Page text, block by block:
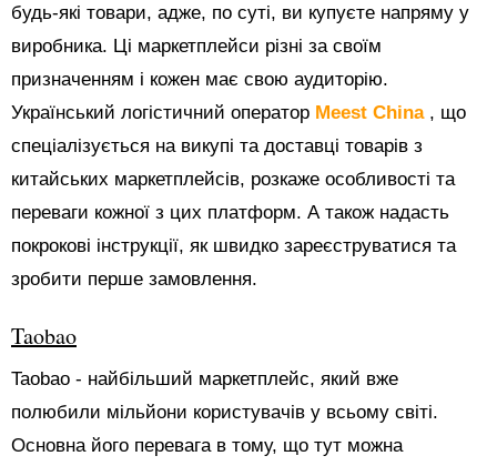
будь-які товари, адже, по суті, ви купуєте напряму у
виробника. Ці маркетплейси різні за своїм
призначенням і кожен має свою аудиторію.
Український логістичний оператор Meest China , що
спеціалізується на викупі та доставці товарів з
китайських маркетплейсів, розкаже особливості та
переваги кожної з цих платформ. А також надасть
покрокові інструкції, як швидко зареєструватися та
зробити перше замовлення.
Taobao
Taobao - найбільший маркетплейс, який вже
полюбили мільйони користувачів у всьому світі.
Основна його перевага в тому, що тут можна